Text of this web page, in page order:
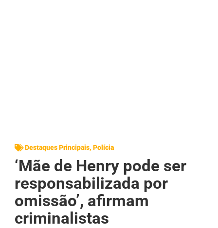
Destaques Principais, Polícia
‘Mãe de Henry pode ser
responsabilizada por
omissão’, afirmam
criminalistas